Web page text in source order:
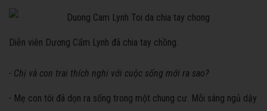
Diễn viên Dương Cẩm Lynh đã chia tay chồng.
- Chị và con trai thích nghi với cuộc sống mới ra sao?
- Mẹ con tôi đã dọn ra sống trong một chung cư. Mỗi sáng ngủ dậy